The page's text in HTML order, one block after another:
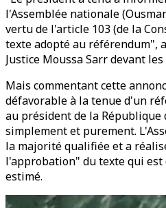
l'Assemblée nationale
vertu de l'article 103 (de la
texte adopté au référendum",
Justice Moussa Sarr devant
Mais commentant cette
défavorable à la tenue d'un
au président de la
simplement et purement.
la majorité qualifiée et a
l'approbation" du texte qui
estimé.